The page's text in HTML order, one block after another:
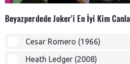
Beyazperdede Joker'i En İyi Kim
Cesar Romero (1966)
Heath Ledger (2008)